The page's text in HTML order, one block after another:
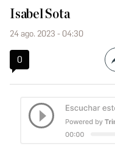
Isabel Sota
24 ago. 2023 - 04:30
0